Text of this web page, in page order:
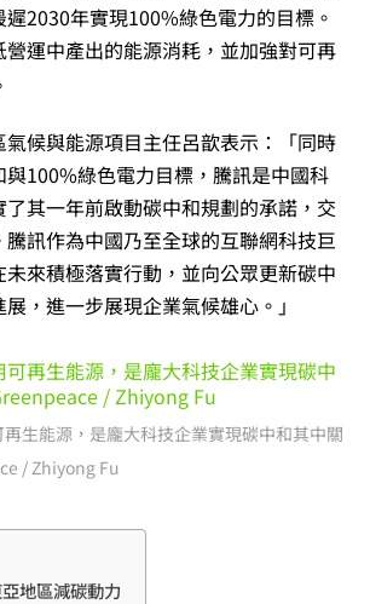
2030年實現100%綠色電力的目標。
運中產出的能源消耗，並加強對可再
候與能源項目主任呂歆表示：「同時
100%綠色電力目標，騰訊是中國科
其一年前啟動碳中和規劃的承諾，交
訊作為中國乃至全球的互聯網科技巨
來積極落實行動，並向公眾更新碳中
，進一步展現企業氣候雄心。」
生能源，是龐大科技企業實現碳中和其中關
/ Zhiyong Fu
地區減碳動力